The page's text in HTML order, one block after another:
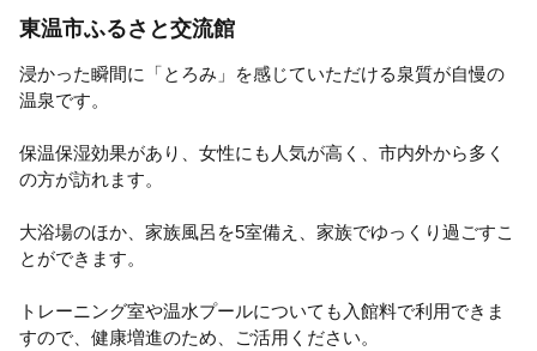
東温市ふるさと交流館
浸かった瞬間に「とろみ」を感じていただける泉質が自慢の
温泉です。
保温保湿効果があり、女性にも人気が高く、市内外から多く
の方が訪れます。
大浴場のほか、家族風呂を5室備え、家族でゆっくり過ごすこ
とができます。
トレーニング室や温水プールについても入館料で利用できま
すので、健康増進のため、ご活用ください。